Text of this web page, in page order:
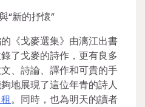
“新的抒懷”
《戈麥選集》由漓江出書
了戈麥的詩作，更有良多
、詩論、譯作和可貴的手
地展現了這位年青的詩人
。同時，也為明天的讀者